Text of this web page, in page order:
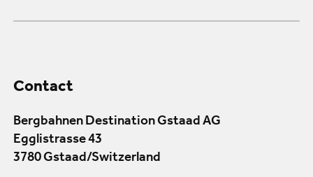
Contact
Bergbahnen Destination Gstaad AG
Egglistrasse 43
3780 Gstaad/Switzerland